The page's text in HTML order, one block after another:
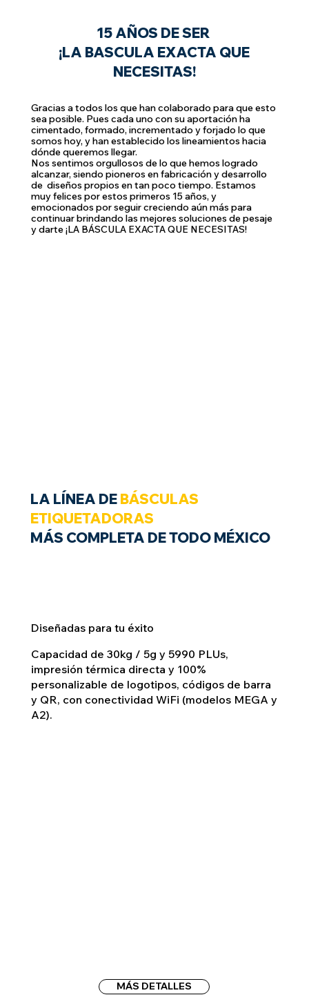
15 AÑOS DE SER
¡LA BASCULA EXACTA QUE
NECESITAS!
Gracias a todos los que han colaborado para que esto
sea posible. Pues cada uno con su aportación ha
cimentado, formado, incrementado y forjado lo que
somos hoy, y han establecido los lineamientos hacia
dónde queremos llegar.
Nos sentimos orgullosos de lo que hemos logrado
alcanzar, siendo pioneros en fabricación y desarrollo
de diseños propios en tan poco tiempo. Estamos
muy felices por estos primeros 15 años, y
emocionados por seguir creciendo aún más para
continuar brindando las mejores soluciones de pesaje
y darte ¡LA BÁSCULA EXACTA QUE NECESITAS!
LA LÍNEA DE BÁSCULAS
ETIQUETADORAS
MÁS COMPLETA DE TODO MÉXICO
Diseñadas para tu éxito
Capacidad de 30kg / 5g y 5990 PLUs,
impresión térmica directa y 100%
personalizable de logotipos, códigos de barra
y QR, con conectividad WiFi (modelos MEGA y
A2).
MÁS DETALLES